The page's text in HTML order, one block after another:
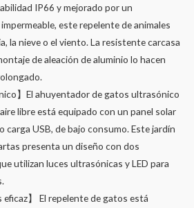
IP66 y mejorado por un
este repelente de animales
la nieve o el viento. La resistente carcasa
de aleación de aluminio lo hacen
】El ahuyentador de gatos ultrasónico
libre está equipado con un panel solar
carga USB, de bajo consumo. Este jardín
presenta un diseño con dos
utilizan luces ultrasónicas y LED para
eficaz】 El repelente de gatos está